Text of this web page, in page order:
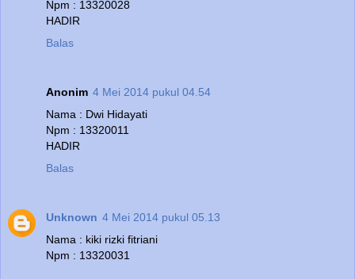
Npm : 13320028
HADIR
Balas
Anonim 4 Mei 2014 pukul 04.54
Nama : Dwi Hidayati
Npm : 13320011
HADIR
Balas
Unknown 4 Mei 2014 pukul 05.13
Nama : kiki rizki fitriani
Npm : 13320031